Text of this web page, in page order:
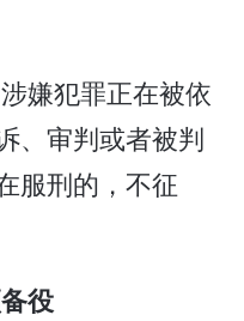
嫌犯罪正在被依
、审判或者被判
服刑的，不征
役